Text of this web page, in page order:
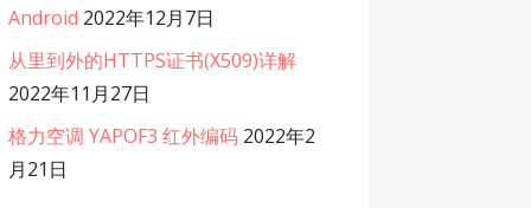
Android 2022年12月7日
从里到外的HTTPS证书(X509)详解
2022年11月27日
格力空调 YAPOF3 红外编码 2022年2
月21日